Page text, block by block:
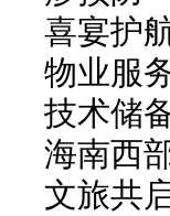
喜宴护
物业服
技术储
海南西
文旅共